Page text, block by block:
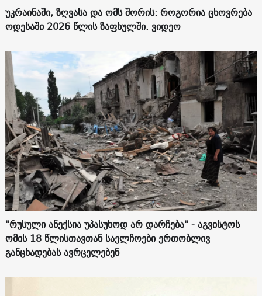
უკრაინაში, ზღვასა და ომს შორის: როგორია ცხოვრება
ოდესაში 2026 წლის ზაფხულში. ვიდეო
"რუსული ანექსია უპასუხოდ არ დარჩება" - აგვისტოს
ომის 18 წლისთავთან საელჩოები ერთობლივ
განცხადებას ავრცელებენ